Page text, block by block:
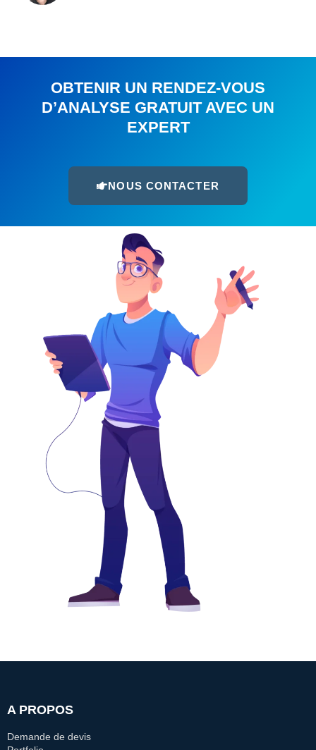
OBTENIR UN RENDEZ-VOUS
D’ANALYSE GRATUIT AVEC UN
EXPERT
NOUS CONTACTER
A PROPOS
Demande de devis